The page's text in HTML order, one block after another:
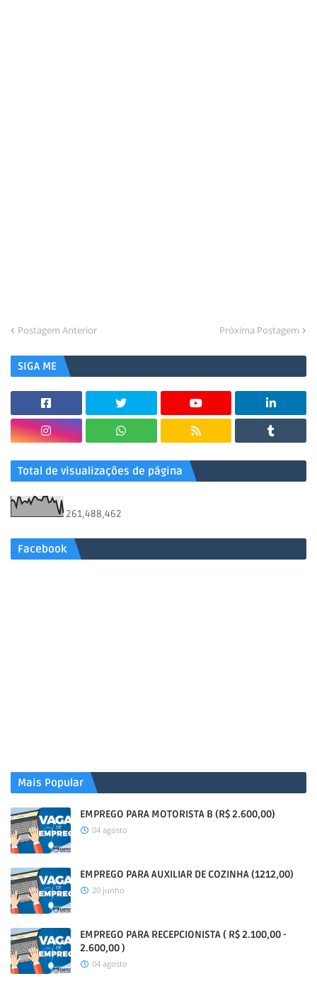
Postagem Anterior Próxima Postagem
SIGA ME
Total de visualizações de página
261,488,462
Facebook
Mais Popular
EMPREGO PARA MOTORISTA B (R$ 2.600,00)
04 agosto
EMPREGO PARA AUXILIAR DE COZINHA (1212,00)
20 junho
EMPREGO PARA RECEPCIONISTA ( R$ 2.100,00 -
2.600,00 )
04 agosto